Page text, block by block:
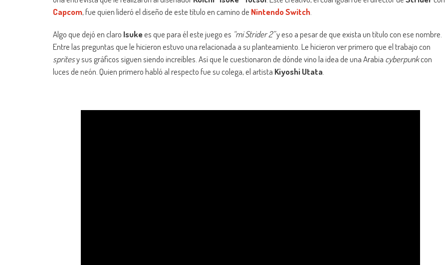
Capcom, fue quien lideró el diseño de este título en camino de Nintendo Switch.
Algo que dejó en claro Isukees que para él este juego es “mi Strider 2”y eso a pesar de que exista un título con ese nombre.
Entre las preguntas que le hicieron estuvo una relacionada a su planteamiento. Le hicieron ver primero que el trabajo con
spritesy sus gráficos siguen siendo increíbles. Así que le cuestionaron de dónde vino la idea de una Arabia cyberpunkcon
luces de neón. Quien primero habló al respecto fue su colega, el artista Kiyoshi Utata.